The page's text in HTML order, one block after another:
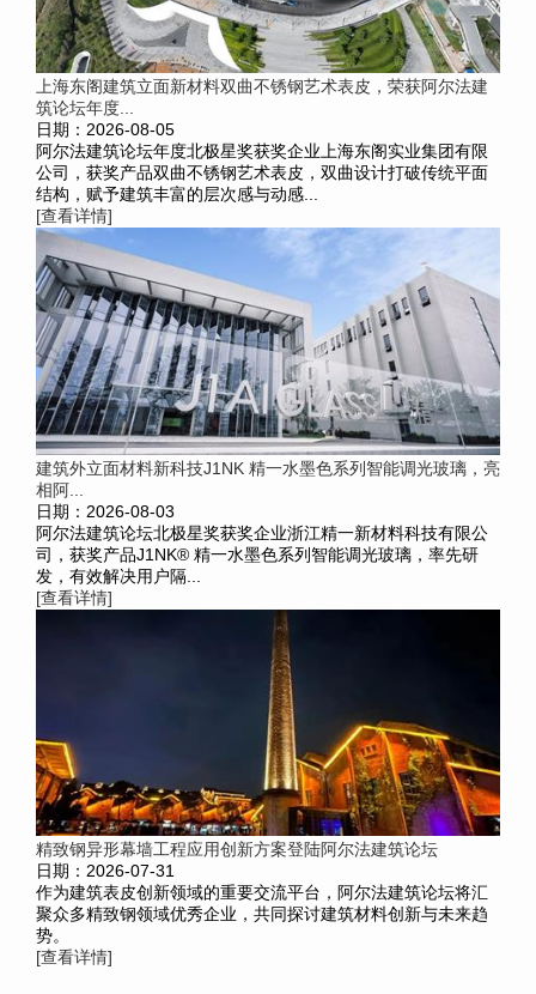
上海东阁建筑立面新材料双曲不锈钢艺术表皮，荣获阿尔法建
筑论坛年度...
日期：2026-08-05
阿尔法建筑论坛年度北极星奖获奖企业上海东阁实业集团有限
公司，获奖产品双曲不锈钢艺术表皮，双曲设计打破传统平面
结构，赋予建筑丰富的层次感与动感...
[查看详情]
建筑外立面材料新科技J1NK 精一水墨色系列智能调光玻璃，亮
相阿...
日期：2026-08-03
阿尔法建筑论坛北极星奖获奖企业浙江精一新材料科技有限公
司，获奖产品J1NK® 精一水墨色系列智能调光玻璃，率先研
发，有效解决用户隔...
[查看详情]
精致钢异形幕墙工程应用创新方案登陆阿尔法建筑论坛
日期：2026-07-31
作为建筑表皮创新领域的重要交流平台，阿尔法建筑论坛将汇
聚众多精致钢领域优秀企业，共同探讨建筑材料创新与未来趋
势。
[查看详情]